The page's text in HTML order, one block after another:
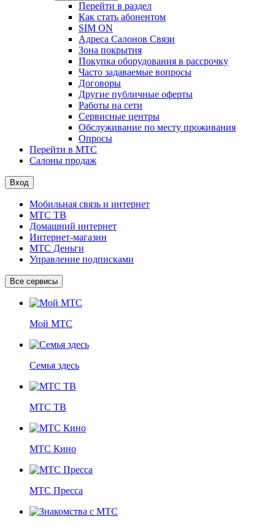
Перейти в раздел
Как стать абонентом
SIM ON
Адреса Салонов Связи
Зона покрытия
Покупка оборудования в рассрочку
Часто задаваемые вопросы
Договоры
Другие публичные оферты
Работы на сети
Сервисные центры
Обслуживание по месту проживания
Опросы
Перейти в МТС
Салоны продаж
Вход
Мобильная связь и интернет
МТС ТВ
Домашний интернет
Интернет-магазин
МТС Деньги
Управление подписками
Все сервисы
Мой МТС
Семья здесь
МТС ТВ
МТС Кино
МТС Пресса